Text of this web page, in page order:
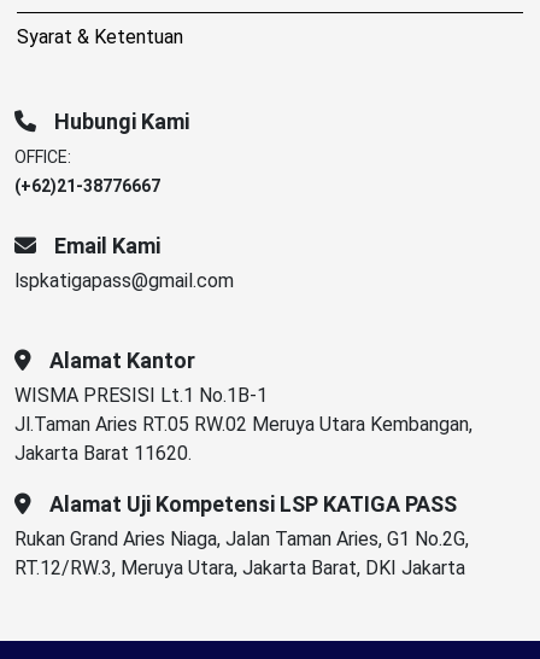
Syarat & Ketentuan
Hubungi Kami
OFFICE:
(+62)21-38776667
Email Kami
lspkatigapass@gmail.com
Alamat Kantor
WISMA PRESISI Lt.1 No.1B-1
Jl.Taman Aries RT.05 RW.02 Meruya Utara Kembangan,
Jakarta Barat 11620.
Alamat Uji Kompetensi LSP KATIGA PASS
Rukan Grand Aries Niaga, Jalan Taman Aries, G1 No.2G,
RT.12/RW.3, Meruya Utara, Jakarta Barat, DKI Jakarta